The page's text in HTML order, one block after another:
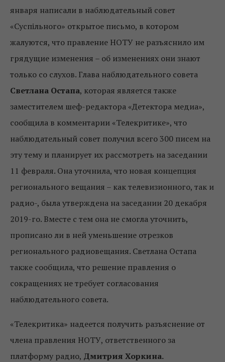
января написали в наблюдательный совет
«Суспільного» открытое письмо, в котором
жалуются, что правление НОТУ не разъяснило им
грядущие изменения – об изменениях они знают
только со слухов. Глава наблюдательного совета
Светлана Остапа, которая является также
заместителем шеф-редактора «Детектора медиа»,
сообщила в комментарии «Телекритике», что
наблюдательный совет получил всего 300 писем на
эту тему и планирует их рассмотреть на заседании
11 февраля. Она уточнила, что новая концепция
регионального вещания – как телевизионного, так и
радио-, была утверждена на заседании 20 декабря
2019-го. Вместе с тем она не смогла уточнить,
прописано ли в ней уменьшение отрезков
регионального радиовещания. Светлана Остапа
также сообщила, что решение правления о
сокращениях не требует согласования
наблюдательного совета.
«Телекритика» надеется получить разъяснение от
члена правления НОТУ, ответственного за
платформу радио, Дмитрия Хоркина.